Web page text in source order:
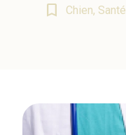
bookmark_border Chien, Santé